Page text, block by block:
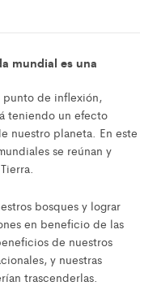
mundial es una
punto de inflexión,
teniendo un efecto
nuestro planeta. En este
se reúnan y
bosques y lograr
en beneficio de las
de nuestros
y nuestras
trascenderlas.